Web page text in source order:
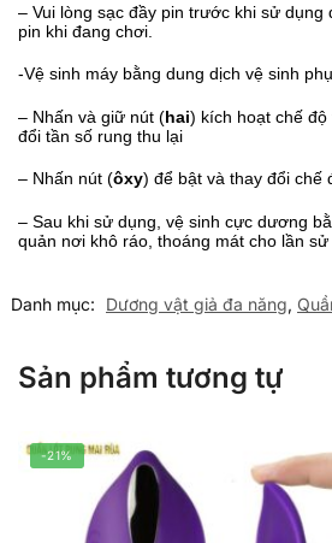
– Vui lòng sạc đầy pin trước khi sử dụng
pin khi đang chơi.
-Vệ sinh máy bằng dung dịch vệ sinh
– Nhấn và giữ nút (hai) kích hoạt chế
đổi tần số rung thu lại
– Nhấn nút (ôxy) để bật và thay đổi chế
– Sau khi sử dụng, vệ sinh cực dương
quản nơi khô ráo, thoáng mát cho lần sử
Danh mục: Dương vật giả đa năng,
Sản phẩm tương tự
-21%